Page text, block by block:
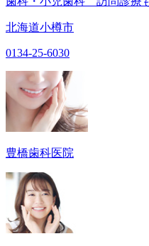
北海道小樽市
0134-25-6030
豊橋歯科医院